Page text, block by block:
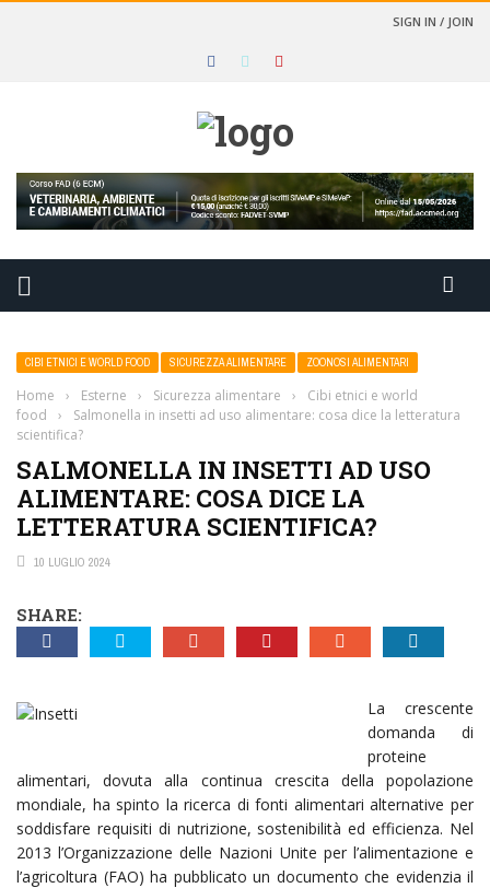
SIGN IN / JOIN
CIBI ETNICI E WORLD FOOD SICUREZZA ALIMENTARE ZOONOSI ALIMENTARI
Home › Esterne › Sicurezza alimentare ›
Cibi etnici e world
food
›
Salmonella in insetti ad uso alimentare: cosa dice la letteratura
scientifica?
SALMONELLA IN INSETTI AD USO
ALIMENTARE: COSA DICE LA
LETTERATURA SCIENTIFICA?
10 LUGLIO 2024
SHARE:
La crescente
domanda di
proteine
alimentari, dovuta alla continua crescita della popolazione
mondiale, ha spinto la ricerca di fonti alimentari alternative per
soddisfare requisiti di nutrizione, sostenibilità ed efficienza. Nel
2013 l’Organizzazione delle Nazioni Unite per l’alimentazione e
l’agricoltura (FAO) ha pubblicato un documento che evidenzia il